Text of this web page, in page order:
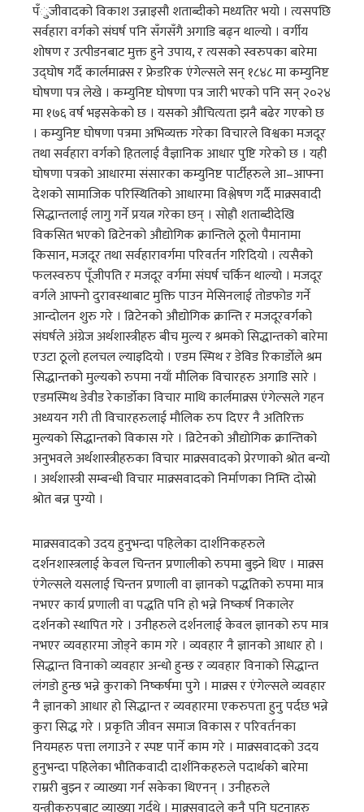
पँुजीवादको विकाश उन्नाइसौ शताब्दीको मध्यतिर भयो । त्यसपछि
सर्वहारा वर्गको संघर्ष पनि सँगसँगै अगाडि बढ्न थाल्यो । वर्गीय
शोषण र उत्पीडनबाट मुक्त हुने उपाय, र त्यसको स्वरुपका बारेमा
उद्घोष गर्दै कार्लमाक्र्स र फ्रेडरिक एंगेल्सले सन् १८४८ मा कम्युनिष्ट
घोषणा पत्र लेखे । कम्युनिष्ट घोषणा पत्र जारी भएको पनि सन् २०२४
मा १७६ वर्ष भइसकेको छ । यसको औचित्यता झनै बढेर गएको छ
। कम्युनिष्ट घोषणा पत्रमा अभिव्यक्त गरेका विचारले विश्वका मजदूर
तथा सर्वहारा वर्गको हितलाई वैज्ञानिक आधार पुष्टि गरेको छ । यही
घोषणा पत्रको आधारमा संसारका कम्युनिष्ट पार्टीहरुले आ–आफ्ना
देशको सामाजिक परिस्थितिको आधारमा विश्लेषण गर्दै माक्र्सवादी
सिद्धान्तलाई लागु गर्ने प्रयत्न गरेका छन् । सोह्रौ शताब्दीदेखि
विकसित भएको व्रिटेनको औद्योगिक क्रान्तिले ठूलो पैमानामा
किसान, मजदूर तथा सर्वहारावर्गमा परिवर्तन गरिदियो । त्यसैको
फलस्वरुप पूँजीपति र मजदूर वर्गमा संघर्ष चर्किन थाल्यो । मजदूर
वर्गले आफ्नो दुरावस्थाबाट मुक्ति पाउन मेसिनलाई तोडफोड गर्ने
आन्दोलन शुरु गरे । व्रिटेनको औद्योगिक क्रान्ति र मजदूरवर्गको
संघर्षले अंग्रेज अर्थशास्त्रीहरु बीच मुल्य र श्रमको सिद्धान्तको बारेमा
एउटा ठूलो हलचल ल्याइदियो । एडम स्मिथ र डेविड रिकार्डाेले श्रम
सिद्धान्तको मुल्यको रुपमा नयाँ मौलिक विचारहरु अगाडि सारे ।
एडमस्मिथ डेवीड रेकार्डाेका विचार माथि कार्लमाक्र्स एंगेल्सले गहन
अध्ययन गरी ती विचारहरुलाई मौलिक रुप दिएर नै अतिरिक्त
मुल्यको सिद्धान्तको विकास गरे । व्रिटेनको औद्योगिक क्रान्तिको
अनुभवले अर्थशास्त्रीहरुका विचार माक्र्सवादको प्रेरणाको श्रोत बन्यो
। अर्थशास्त्री सम्बन्धी विचार माक्र्सवादको निर्माणका निम्ति दोस्रो
श्रोत बन्न पुग्यो ।
माक्र्सवादको उदय हुनुभन्दा पहिलेका दार्शनिकहरुले
दर्शनशास्त्रलाई केवल चिन्तन प्रणालीको रुपमा बुझ्ने थिए । माक्र्स
एंगेल्सले यसलाई चिन्तन प्रणाली वा ज्ञानको पद्धतिको रुपमा मात्र
नभएर कार्य प्रणाली वा पद्धति पनि हो भन्ने निष्कर्ष निकालेर
दर्शनको स्थापित गरे । उनीहरुले दर्शनलाई केवल ज्ञानको रुप मात्र
नभएर व्यवहारमा जोड्ने काम गरे । व्यवहार नै ज्ञानको आधार हो ।
सिद्धान्त विनाको व्यवहार अन्धो हुन्छ र व्यवहार विनाको सिद्धान्त
लंगडो हुन्छ भन्ने कुराको निष्कर्षमा पुगे । माक्र्स र एंगेल्सले व्यवहार
नै ज्ञानको आधार हो सिद्धान्त र व्यवहारमा एकरुपता हुनु पर्दछ भन्ने
कुरा सिद्ध गरे । प्रकृति जीवन समाज विकास र परिवर्तनका
नियमहरु पत्ता लगाउने र स्पष्ट पार्ने काम गरे । माक्र्सवादको उदय
हुनुभन्दा पहिलेका भौतिकवादी दार्शनिकहरुले पदार्थको बारेमा
राम्ररी बुझ्न र व्याख्या गर्न सकेका थिएनन् । उनीहरुले